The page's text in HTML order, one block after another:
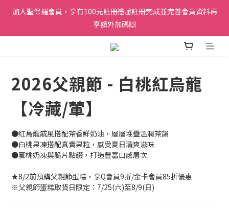
加入聖保羅會員，享有100元註冊禮💰註冊完成並完善會員資料再
享額外加碼🙌
2026父親節 - 白桃紅烏龍
【冷藏/葷】
●紅烏龍戚風搭配茶香鮮奶油，層層堆疊溫潤茶韻
●白桃果凍搭配真實果粒，感受夏日清爽滋味
●蜜桃奶凍與脆片點綴，打造豐富口感層次
★8/2前預購父親節蛋糕，享Q會員9折/金卡會員85折優惠
※父親節蛋糕取貨日限定：7/25(六)至8/9(日)